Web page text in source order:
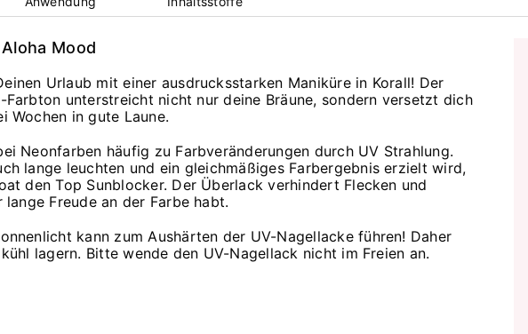
Mood
Urlaub mit einer ausdrucksstarken Maniküre in Korall! Der
unterstreicht nicht nur deine Bräune, sondern versetzt dich
Wochen in gute Laune.
Neonfarben häufig zu Farbveränderungen durch UV Strahlung.
lange leuchten und ein gleichmäßiges Farbergebnis erzielt wird,
den Top Sunblocker. Der Überlack verhindert Flecken und
Freude an der Farbe habt.
kann zum Aushärten der UV-Nagellacke führen! Daher
lagern. Bitte wende den UV-Nagellack nicht im Freien an.